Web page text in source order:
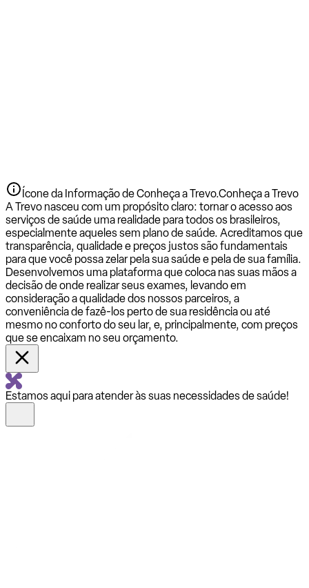
Ícone da Informação de Conheça a Trevo.Conheça a Trevo
A Trevo nasceu com um propósito claro: tornar o acesso aos
serviços de saúde uma realidade para todos os brasileiros,
especialmente aqueles sem plano de saúde. Acreditamos que
transparência, qualidade e preços justos são fundamentais
para que você possa zelar pela sua saúde e pela de sua família.
Desenvolvemos uma plataforma que coloca nas suas mãos a
decisão de onde realizar seus exames, levando em
consideração a qualidade dos nossos parceiros, a
conveniência de fazê-los perto de sua residência ou até
mesmo no conforto do seu lar, e, principalmente, com preços
que se encaixam no seu orçamento.
Estamos aqui para atender às suas necessidades de saúde!